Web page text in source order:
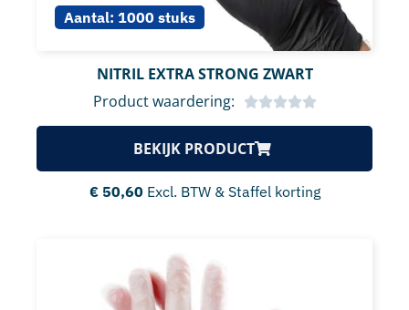
Aantal: 1000 stuks
NITRIL EXTRA STRONG ZWART
Product waardering:
BEKIJK PRODUCT
€50,60 Excl. BTW & Staffel korting